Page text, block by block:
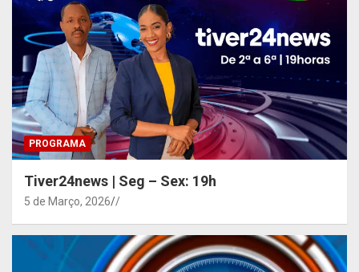
PROGRAMA
Tiver24news | Seg – Sex: 19h
5 de Março, 2026 /